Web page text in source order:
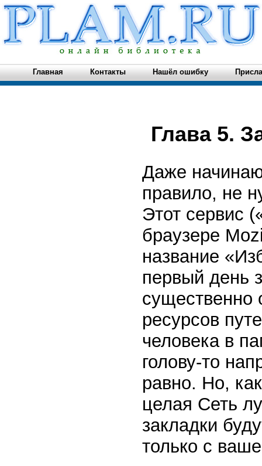
Главная Контакты Нашёл ошибку
Глава 5.
Даже
правило, не
Этот сервис
браузере
название
первый день
существенно
ресурсов
человека в
голову-то
равно. Но,
целая Сеть
закладки
только с